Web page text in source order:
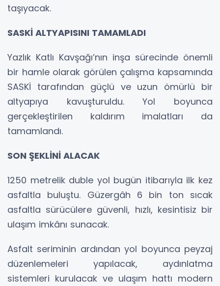
taşıyacak.
SASKİ ALTYAPISINI TAMAMLADI
Yazlık Katlı Kavşağı’nın inşa sürecinde önemli
bir hamle olarak görülen çalışma kapsamında
SASKİ tarafından güçlü ve uzun ömürlü bir
altyapıya kavuşturuldu. Yol boyunca
gerçekleştirilen kaldırım imalatları da
tamamlandı.
SON ŞEKLİNİ ALACAK
1250 metrelik duble yol bugün itibarıyla ilk kez
asfaltla buluştu. Güzergâh 6 bin ton sıcak
asfaltla sürücülere güvenli, hızlı, kesintisiz bir
ulaşım imkânı sunacak.
Asfalt seriminin ardından yol boyunca peyzaj
düzenlemeleri yapılacak, aydınlatma
sistemleri kurulacak ve ulaşım hattı modern